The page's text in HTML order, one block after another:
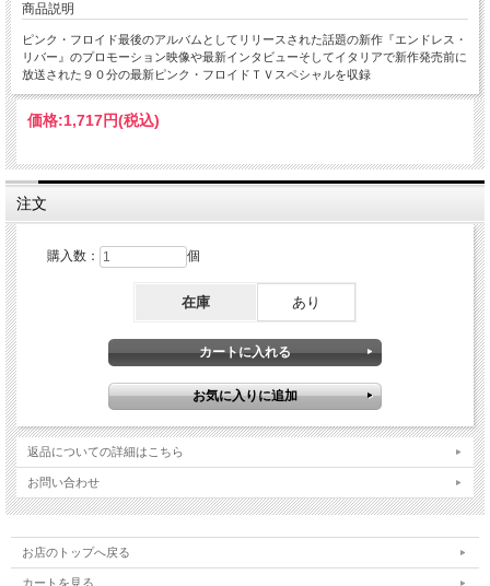
商品説明
ピンク・フロイド最後のアルバムとしてリリースされた話題の新作『エンドレス・
リバー』のプロモーション映像や最新インタビューそしてイタリアで新作発売前に
放送された９０分の最新ピンク・フロイドＴＶスペシャルを収録
価格:1,717円(税込)
注文
購入数： 個
在庫 あり
返品についての詳細はこちら
お問い合わせ
お店のトップへ戻る
カートを見る